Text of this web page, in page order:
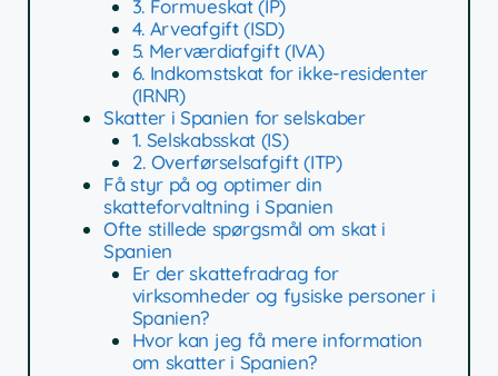
3. Formueskat (IP)
4. Arveafgift (ISD)
5. Merværdiafgift (IVA)
6. Indkomstskat for ikke-residenter
(IRNR)
Skatter i Spanien for selskaber
1. Selskabsskat (IS)
2. Overførselsafgift (ITP)
Få styr på og optimer din
skatteforvaltning i Spanien
Ofte stillede spørgsmål om skat i
Spanien
Er der skattefradrag for
virksomheder og fysiske personer i
Spanien?
Hvor kan jeg få mere information
om skatter i Spanien?